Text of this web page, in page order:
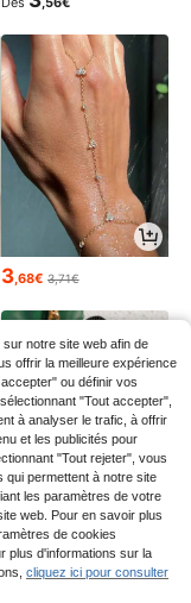
1
3,68€ 3,71€
12,08€
notre site web afin de
offrir la meilleure expérience
ou définir vos
"Tout accepter",
à analyser le trafic, à offrir
et les publicités pour
"Tout rejeter", vous
qui permettent à notre site
les paramètres de votre
web. Pour en savoir plus
de cookies
plus d'informations sur la
cliquez ici pour consulter